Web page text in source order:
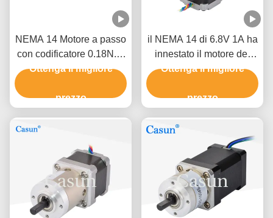
NEMA 14 Motore a passo
con codificatore 0.18N.M
1.0A Per PLC
Ottenga il migliore
prezzo
il NEMA 14 di 6.8V 1A ha
innestato il motore del
motore passo a passo
Reducer
Ottenga il migliore
prezzo